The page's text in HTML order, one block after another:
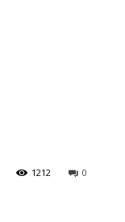
0
1212